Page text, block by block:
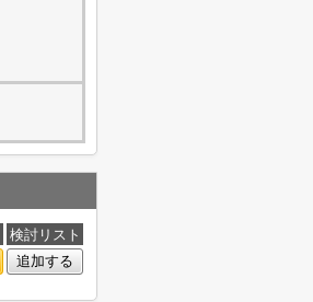
検討リスト
追加する